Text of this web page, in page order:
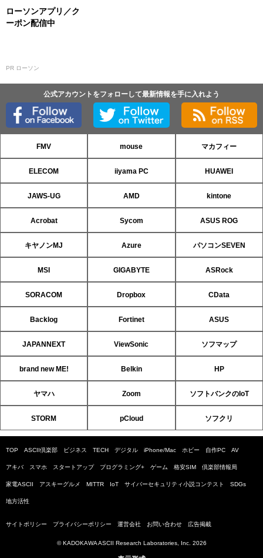
ローソンアプリ／ク
ーポン配信中
PR ローソン
公式アカウントをフォローして最新情報を手に入れよう
FMV mouse マカフィー
ELECOM iiyama PC HUAWEI
JAWS-UG AMD kintone
Acrobat Sycom ASUS ROG
キヤノンMJ Azure パソコンSEVEN
MSI GIGABYTE ASRock
SORACOM Dropbox CData
Backlog Fortinet ASUS
JAPANNEXT ViewSonic ソフマップ
brand new ME! Belkin HP
ヤマハ Zoom ソフトバンクのIoT
STORM pCloud ソフクリ
TOP ASCII倶楽部 ビジネス TECH デジタル iPhone/Mac ホビー 自作PC AV
アキバ スマホ スタートアップ プログラミング+ ゲーム 格安SIM 倶楽部情報局
家電ASCII アスキーグルメ MITTR IoT サイバーセキュリティ小説コンテスト SDGs
地方活性
サイトポリシー プライバシーポリシー 運営会社 お問い合わせ 広告掲載
© KADOKAWA ASCII Research Laboratories, Inc. 2026